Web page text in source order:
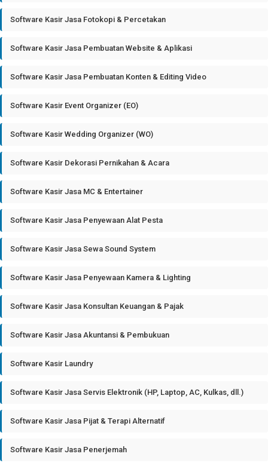
Software Kasir Jasa Fotokopi & Percetakan
Software Kasir Jasa Pembuatan Website & Aplikasi
Software Kasir Jasa Pembuatan Konten & Editing Video
Software Kasir Event Organizer (EO)
Software Kasir Wedding Organizer (WO)
Software Kasir Dekorasi Pernikahan & Acara
Software Kasir Jasa MC & Entertainer
Software Kasir Jasa Penyewaan Alat Pesta
Software Kasir Jasa Sewa Sound System
Software Kasir Jasa Penyewaan Kamera & Lighting
Software Kasir Jasa Konsultan Keuangan & Pajak
Software Kasir Jasa Akuntansi & Pembukuan
Software Kasir Laundry
Software Kasir Jasa Servis Elektronik (HP, Laptop, AC, Kulkas, dll.)
Software Kasir Jasa Pijat & Terapi Alternatif
Software Kasir Jasa Penerjemah